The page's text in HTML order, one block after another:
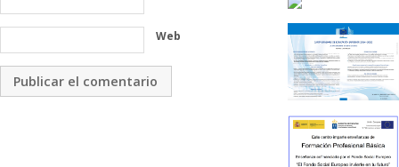
Web